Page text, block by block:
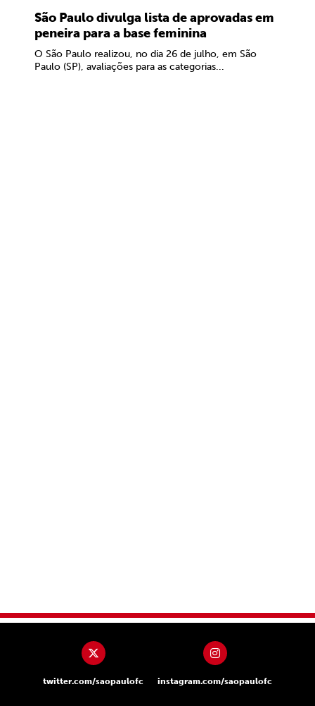
São Paulo divulga lista de aprovadas em
peneira para a base feminina
O São Paulo realizou, no dia 26 de julho, em São
Paulo (SP), avaliações para as categorias...
twitter.com/saopaulofc instagram.com/saopaulofc